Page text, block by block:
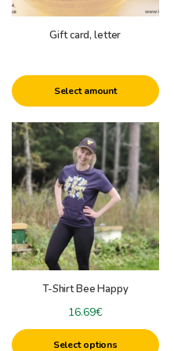
Gift card, letter
Select amount
T-Shirt Bee Happy
16.69€
Select options
This
product
has
multiple
variants.
The
options
may
be
chosen
the
product